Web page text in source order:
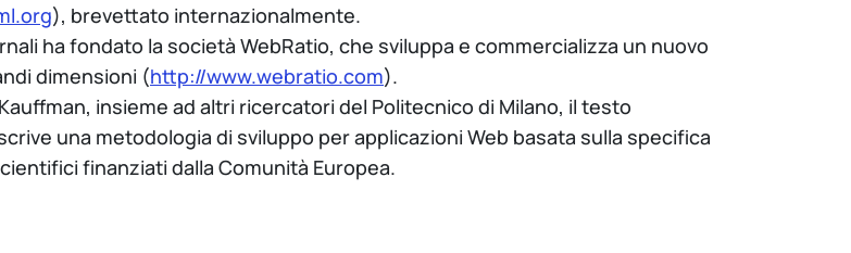
), brevettato internazionalmente.
ha fondato la società WebRatio, che sviluppa e commercializza un nuovo
dimensioni (http://www.webratio.com).
insieme ad altri ricercatori del Politecnico di Milano, il testo
una metodologia di sviluppo per applicazioni Web basata sulla specifica
finanziati dalla Comunità Europea.